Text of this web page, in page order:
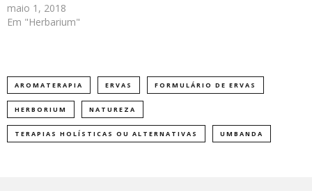
maio 1, 2018
Em "Herbarium"
AROMATERAPIA ERVAS FORMULÁRIO DE ERVAS
HERBORIUM NATUREZA
TERAPIAS HOLÍSTICAS OU ALTERNATIVAS UMBANDA